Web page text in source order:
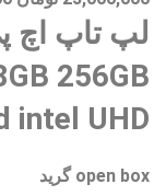
256GB
intel UHD
open box گرید